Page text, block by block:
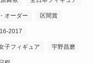
オーダー 区間賞
2017
子フィギュア 宇野昌磨